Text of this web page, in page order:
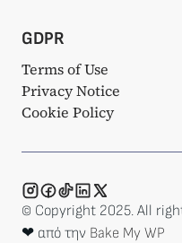
GDPR
Terms of Use
Privacy Notice
Cookie Policy
© Copyright 2025. All
❤ από την Bake My WP